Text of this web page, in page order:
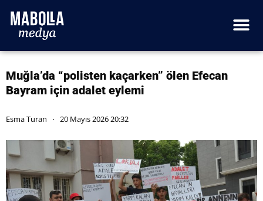
Muğla’da “polisten kaçarken” ölen Efecan
Bayram için adalet eylemi
Esma Turan 20 Mayıs 2026 20:32